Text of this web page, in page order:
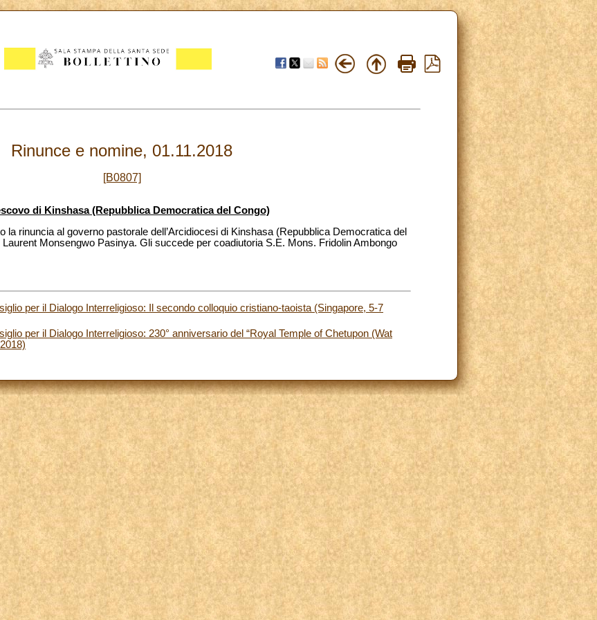
Rinunce e nomine, 01.11.2018
[B0807]
di Kinshasa (Repubblica Democratica del Congo)
la rinuncia al governo pastorale dell’Arcidiocesi di Kinshasa (Repubblica Democratica del
Monsengwo Pasinya. Gli succede per coadiutoria S.E. Mons. Fridolin Ambongo
per il Dialogo Interreligioso: Il secondo colloquio cristiano-taoista (Singapore, 5-7
per il Dialogo Interreligioso: 230° anniversario del “Royal Temple of Chetupon (Wat